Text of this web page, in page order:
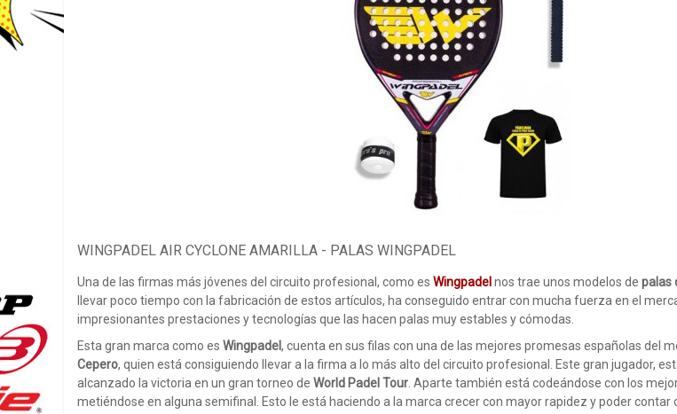
WINGPADEL AIR CYCLONE AMARILLA - PALAS WINGPADEL
Una de las firmas más jóvenes del circuito profesional, como es Wingpadel nos trae unos modelos de palas
llevar poco tiempo con la fabricación de estos artículos, ha conseguido entrar con mucha fuerza en el
impresionantes prestaciones y tecnologías que las hacen palas muy estables y cómodas.
Esta gran marca como es Wingpadel, cuenta en sus filas con una de las mejores promesas españolas del
Cepero, quien está consiguiendo llevar a la firma a lo más alto del circuito profesional. Este gran jugador,
alcanzado la victoria en un gran torneo de World Padel Tour . Aparte también está codeándose con los
metiéndose en alguna semifinal. Esto le está haciendo a la marca crecer con mayor rapidez y poder contar